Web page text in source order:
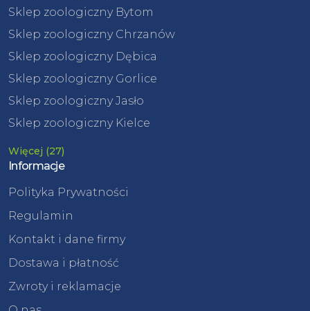
Sklep zoologiczny Bytom
Sklep zoologiczny Chrzanów
Sklep zoologiczny Dębica
Sklep zoologiczny Gorlice
Sklep zoologiczny Jasło
Sklep zoologiczny Kielce
Więcej (27)
Informacje
Polityka Prywatności
Regulamin
Kontakt i dane firmy
Dostawa i płatność
Zwroty i reklamacje